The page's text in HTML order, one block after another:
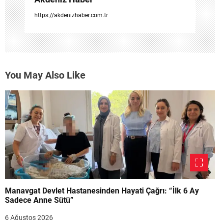
https://akdenizhaber.com.tr
You May Also Like
Manavgat Devlet Hastanesinden Hayati Çağrı: “İlk 6 Ay
Sadece Anne Sütü”
6 Ağustos 2026